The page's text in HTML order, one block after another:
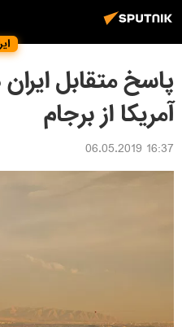
پاسخ متقابل
آمریکا از برجام
16:37 06.05.2019